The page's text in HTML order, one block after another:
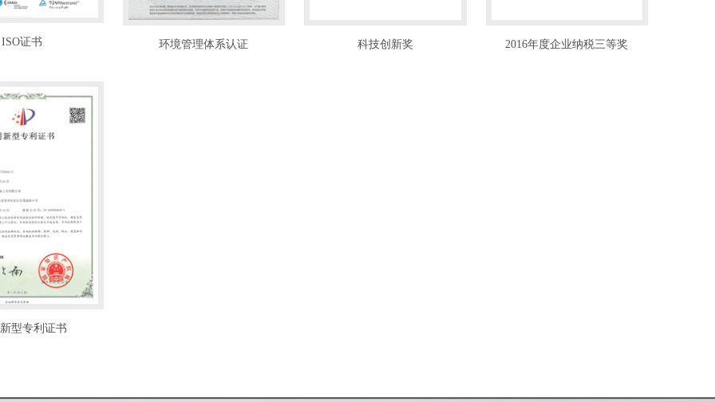
ISO证书 环境管理体系认证 科技创新奖 2016年度企业纳税三等奖
型专利证书